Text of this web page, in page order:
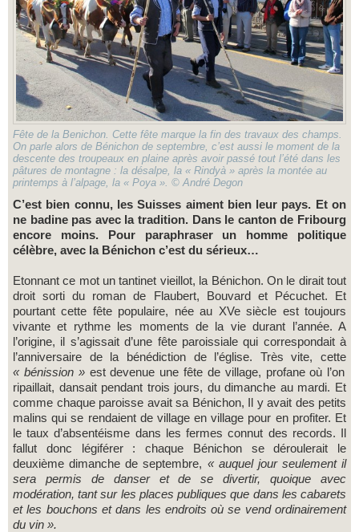
Fête de la Benichon. Cette fête marque la fin des travaux des champs.
On parle alors de Bénichon de septembre, c’est aussi le moment de la
descente des troupeaux en plaine après avoir passé tout l’été dans les
pâtures de montagne : la désalpe, la « Rindyà » après la montée au
printemps à l’alpage, la « Poya ». © André Degon
C’est bien connu, les Suisses aiment bien leur pays. Et on
ne badine pas avec la tradition. Dans le canton de Fribourg
encore moins. Pour paraphraser un homme politique
célèbre, avec la Bénichon c’est du sérieux…
Etonnant ce mot un tantinet vieillot, la Bénichon. On le dirait tout
droit sorti du roman de Flaubert, Bouvard et Pécuchet. Et
pourtant cette fête populaire, née au XVe siècle est toujours
vivante et rythme les moments de la vie durant l’année. A
l’origine, il s’agissait d’une fête paroissiale qui correspondait à
l’anniversaire de la bénédiction de l’église. Très vite, cette
« bénission »est devenue une fête de village, profane où l’on
ripaillait, dansait pendant trois jours, du dimanche au mardi. Et
comme chaque paroisse avait sa Bénichon, Il y avait des petits
malins qui se rendaient de village en village pour en profiter. Et
le taux d’absentéisme dans les fermes connut des records. Il
fallut donc légiférer : chaque Bénichon se déroulerait le
deuxième dimanche de septembre, « auquel jour seulement il
sera permis de danser et de se divertir, quoique avec
modération, tant sur les places publiques que dans les cabarets
et les bouchons et dans les endroits où se vend ordinairement
du vin ».